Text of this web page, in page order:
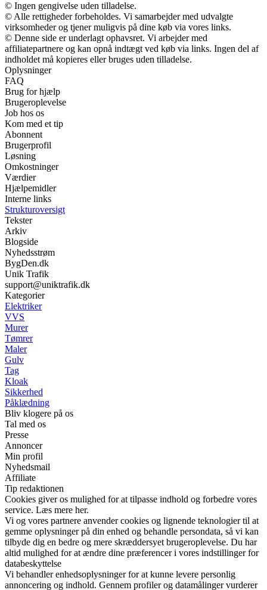
© Ingen gengivelse uden tilladelse.
© Alle rettigheder forbeholdes. Vi samarbejder med udvalgte
virksomheder og tjener muligvis på dine køb via vores links.
© Denne side er underlagt ophavsret. Vi arbejder med
affiliatepartnere og kan opnå indtægt ved køb via links. Ingen del af
indholdet må kopieres eller bruges uden tilladelse.
Oplysninger
FAQ
Brug for hjælp
Brugeroplevelse
Job hos os
Kom med et tip
Abonnent
Brugerprofil
Løsning
Omkostninger
Værdier
Hjælpemidler
Interne links
Strukturoversigt
Tekster
Arkiv
Blogside
Nyhedsstrøm
BygDen.dk
Unik Trafik
support@uniktrafik.dk
Kategorier
Elektriker
VVS
Murer
Tømrer
Maler
Gulv
Tag
Kloak
Sikkerhed
Påklædning
Bliv klogere på os
Tal med os
Presse
Annoncer
Min profil
Nyhedsmail
Affiliate
Tip redaktionen
Cookies giver os mulighed for at tilpasse indhold og forbedre vores
service. Læs mere her.
Vi og vores partnere anvender cookies og lignende teknologier til at
gemme oplysninger på din enhed og behandle persondata, så vi kan
tilbyde dig en bedre og mere skræddersyet brugeroplevelse. Du har
altid mulighed for at ændre dine præferencer i vores indstillinger for
databeskyttelse
Vi behandler enhedsoplysninger for at kunne levere personlig
annoncering og indhold. Gennem profiler og datamålinger vurderer